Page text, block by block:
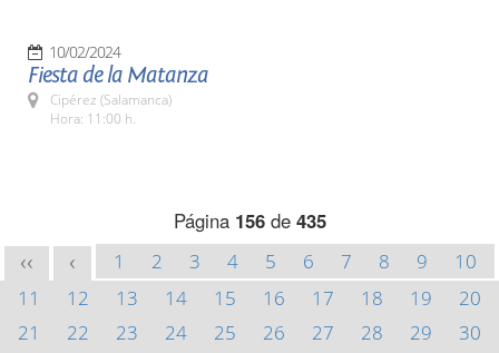
10/02/2024
Fiesta de la Matanza
Cipérez (Salamanca)
Hora: 11:00 h.
Página 156de 435
<< < 1 2 3 4 5 6 7 8 9
10
11
12 13 14 15 16 17 18 19
20
21
22 23 24 25 26 27 28 29
30